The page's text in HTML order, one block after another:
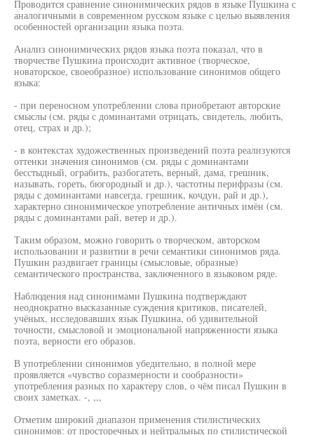
Проводится сравнение синонимических рядов в языке Пушкина с
аналогичными в современном русском языке с целью выявления
особенностей организации языка поэта.
Анализ синонимических рядов языка поэта показал, что в
творчестве Пушкина происходит активное (творческое,
новаторское, своеобразное) использование синонимов общего
языка:
- при переносном употреблении слова приобретают авторские
смыслы (см. ряды с доминантами отрицать, свидетель, любить,
отец, страх и др.);
- в контекстах художественных произведений поэта реализуются
оттенки значения синонимов (см. ряды с доминантами
бесстыдный, ограбить, разбогатеть, верный, дама, грешник,
называть, гореть, бюгородный и др.), частотны перифразы (см.
ряды с доминантами навсегда, грешник, кочдун, рай и др.),
характерно синонимическое употребление античных имён (см.
ряды с доминантами рай, ветер и др.).
Таким образом, можно говорить о творческом, авторском
использовании и развитии в речи семантики синонимов ряда.
Пушкин раздвигает границы (смысловые, образные)
семантического пространства, заключенного в языковом ряде.
Наблюдения над синонимами Пушкина подтверждают
неоднократно высказанные суждения критиков, писателей,
учёных, исследовавших язык Пушкина, об удивительной
точности, смысловой и эмоциональной напряженности языка
поэта, верности его образов.
В употреблении синонимов убедительно, в полной мере
проявляется «чувство соразмерности и сообразности»
употребления разных по характеру слов, о чём писал Пушкин в
своих заметках. -, ,,,
Отметим широкий диапазон применения стилистических
синонимов: от просторечных и нейтральных по стилистической